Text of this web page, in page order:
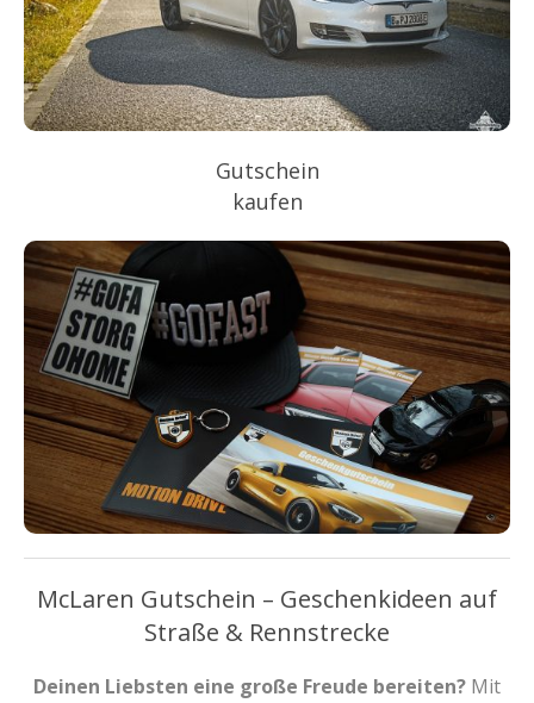
Gutschein
kaufen
McLaren Gutschein – Geschenkideen auf
Straße & Rennstrecke
Deinen Liebsten eine große Freude bereiten? Mit